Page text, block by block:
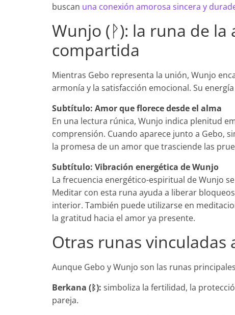
buscan una conexión amorosa sincera y
Wunjo (ᚹ): la runa de la
compartida
Mientras Gebo representa la unión, Wunjo
armonía y la satisfacción emocional. Su
Subtítulo: Amor que florece desde el alma
En una lectura rúnica, Wunjo indica plenitud
comprensión. Cuando aparece junto a Gebo,
la promesa de un amor que trasciende las
Subtítulo: Vibración energética de Wunjo
La frecuencia energético-espiritual de Wunjo
Meditar con esta runa ayuda a liberar
interior. También puede utilizarse en
la gratitud hacia el amor ya presente.
Otras runas
Aunque Gebo y Wunjo son las runas
Berkana (ᛒ): simboliza la fertilidad, la
pareja.